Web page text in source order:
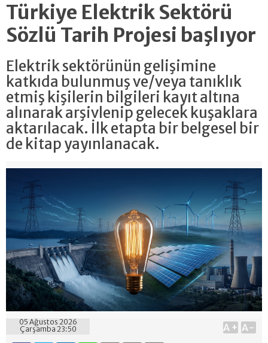
Türkiye Elektrik Sektörü
Sözlü Tarih Projesi başlıyor
Elektrik sektörünün gelişimine
katkıda bulunmuş ve/veya tanıklık
etmiş kişilerin bilgileri kayıt altına
alınarak arşivlenip gelecek kuşaklara
aktarılacak. İlk etapta bir belgesel bir
de kitap yayınlanacak.
05 Ağustos 2026
Çarşamba 23:50
A+ A-